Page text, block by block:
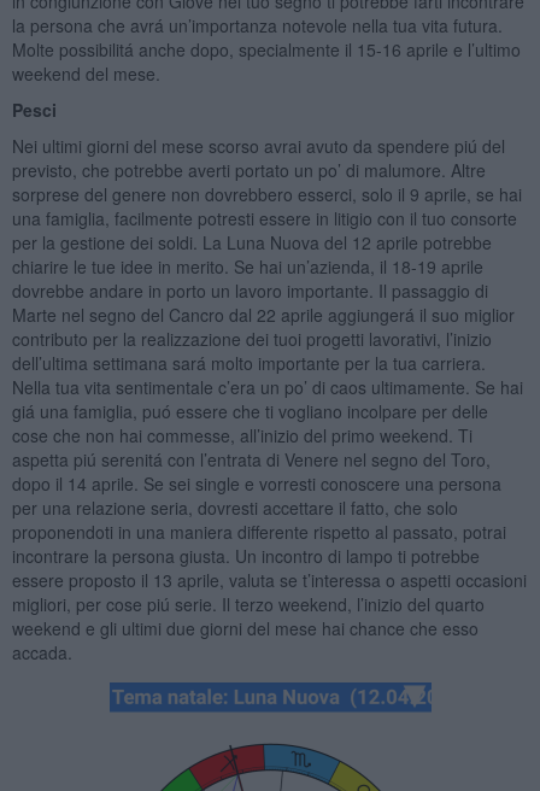
la persona che avrá un’importanza notevole nella tua vita futura.
Molte possibilitá anche dopo, specialmente il 15-16 aprile e l’ultimo
weekend del mese.
Pesci
Nei ultimi giorni del mese scorso avrai avuto da spendere piú del
previsto, che potrebbe averti portato un po’ di malumore. Altre
sorprese del genere non dovrebbero esserci, solo il 9 aprile, se hai
una famiglia, facilmente potresti essere in litigio con il tuo consorte
per la gestione dei soldi. La Luna Nuova del 12 aprile potrebbe
chiarire le tue idee in merito. Se hai un’azienda, il 18-19 aprile
dovrebbe andare in porto un lavoro importante. Il passaggio di
Marte nel segno del Cancro dal 22 aprile aggiungerá il suo miglior
contributo per la realizzazione dei tuoi progetti lavorativi, l’inizio
dell’ultima settimana sará molto importante per la tua carriera.
Nella tua vita sentimentale c’era un po’ di caos ultimamente. Se hai
giá una famiglia, puó essere che ti vogliano incolpare per delle
cose che non hai commesse, all’inizio del primo weekend. Ti
aspetta piú serenitá con l’entrata di Venere nel segno del Toro,
dopo il 14 aprile. Se sei single e vorresti conoscere una persona
per una relazione seria, dovresti accettare il fatto, che solo
proponendoti in una maniera differente rispetto al passato, potrai
incontrare la persona giusta. Un incontro di lampo ti potrebbe
essere proposto il 13 aprile, valuta se t’interessa o aspetti occasioni
migliori, per cose piú serie. Il terzo weekend, l’inizio del quarto
weekend e gli ultimi due giorni del mese hai chance che esso
accada.